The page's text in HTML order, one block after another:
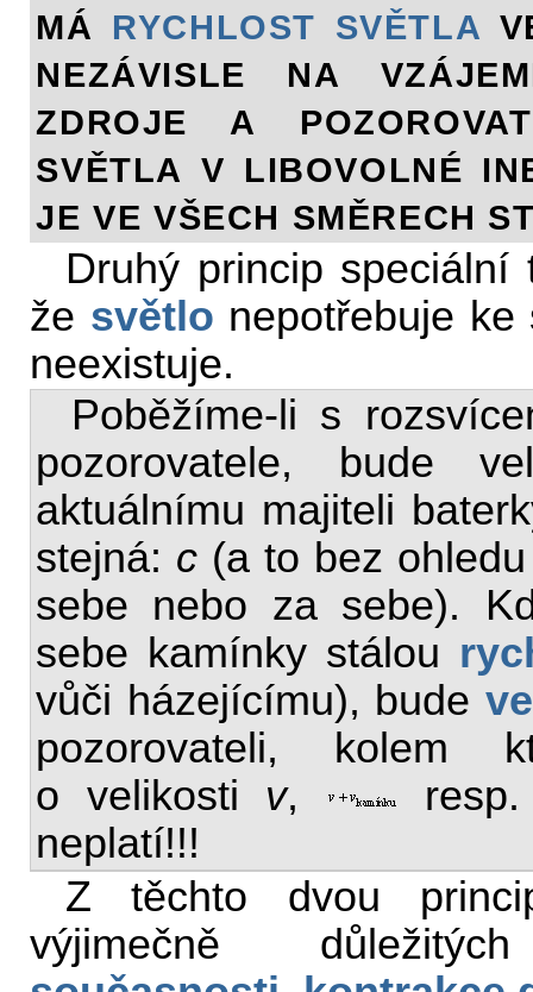
MÁ RYCHLOST SVĚTLA
NEZÁVISLE NA
ZDROJE A
SVĚTLA V LIBOVOLNÉ
JE VE VŠECH
Druhý princip
že světlo nepotřebuje
neexistuje.
Poběžíme-li s
pozorovatele, bude
aktuálnímu majiteli
stejná: c (a to bez
sebe nebo za sebe).
sebe kamínky stálou
vůči házejícímu), bude
pozorovateli, kolem
o velikosti v,
neplatí!!!
Z těchto dvou
výjimečně